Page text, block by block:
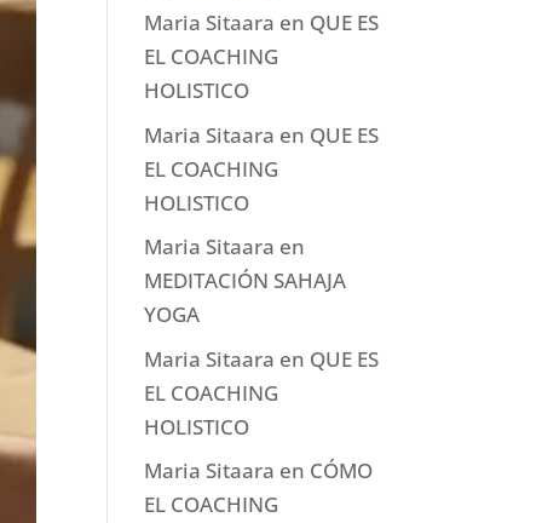
Maria Sitaara en QUE ES
EL COACHING
HOLISTICO
Maria Sitaara en QUE ES
EL COACHING
HOLISTICO
Maria Sitaara en
MEDITACIÓN SAHAJA
YOGA
Maria Sitaara en QUE ES
EL COACHING
HOLISTICO
Maria Sitaara en CÓMO
EL COACHING